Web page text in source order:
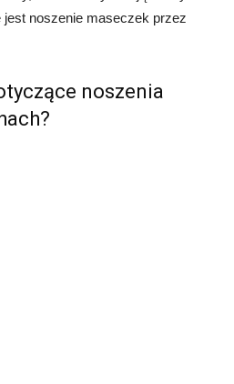
jest noszenie maseczek przez
noszenia